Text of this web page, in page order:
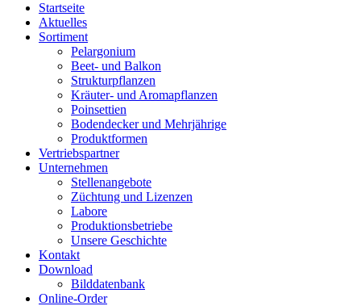
Startseite
Aktuelles
Sortiment
Pelargonium
Beet- und Balkon
Strukturpflanzen
Kräuter- und Aromapflanzen
Poinsettien
Bodendecker und Mehrjährige
Produktformen
Vertriebspartner
Unternehmen
Stellenangebote
Züchtung und Lizenzen
Labore
Produktionsbetriebe
Unsere Geschichte
Kontakt
Download
Bilddatenbank
Online-Order